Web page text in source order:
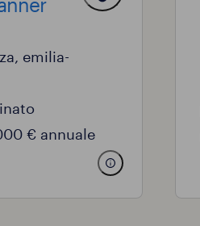
emilia-
€ annuale